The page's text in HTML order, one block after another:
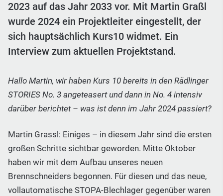
2023 auf das Jahr 2033 vor. Mit Martin Graßl
wurde 2024 ein Projektleiter eingestellt, der
sich hauptsächlich Kurs10 widmet. Ein
Interview zum aktuellen Projektstand.
Hallo Martin, wir haben Kurs 10 bereits in den Rädlinger
STORIES No. 3 angeteasert und dann in No. 4 intensiv
darüber berichtet – was ist denn im Jahr 2024 passiert?
Martin Grassl: Einiges – in diesem Jahr sind die ersten
großen Schritte sichtbar geworden. Mitte Oktober
haben wir mit dem Aufbau unseres neuen
Brennschneiders begonnen. Für diesen und das neue,
vollautomatische STOPA-Blechlager gegenüber waren